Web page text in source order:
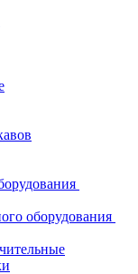
оборудования